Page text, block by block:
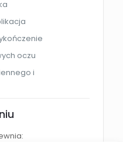
oczu
i